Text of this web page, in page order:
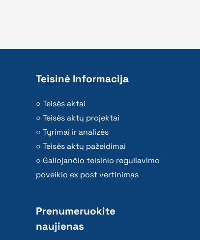
Teisinė Informacija
Teisės aktai
Teisės aktų projektai
Tyrimai ir analizės
Teisės aktų pažeidimai
Galiojančio teisinio reguliavimo
poveikio ex post vertinimas
Prenumeruokite
naujienas